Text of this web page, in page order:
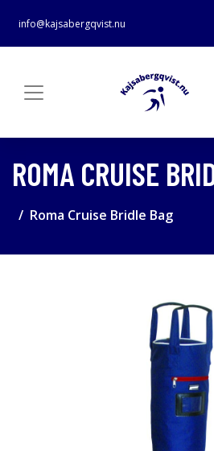
info@kajsabergqvist.nu
ROMA CRUISE
Roma Cruise Bridle Bag